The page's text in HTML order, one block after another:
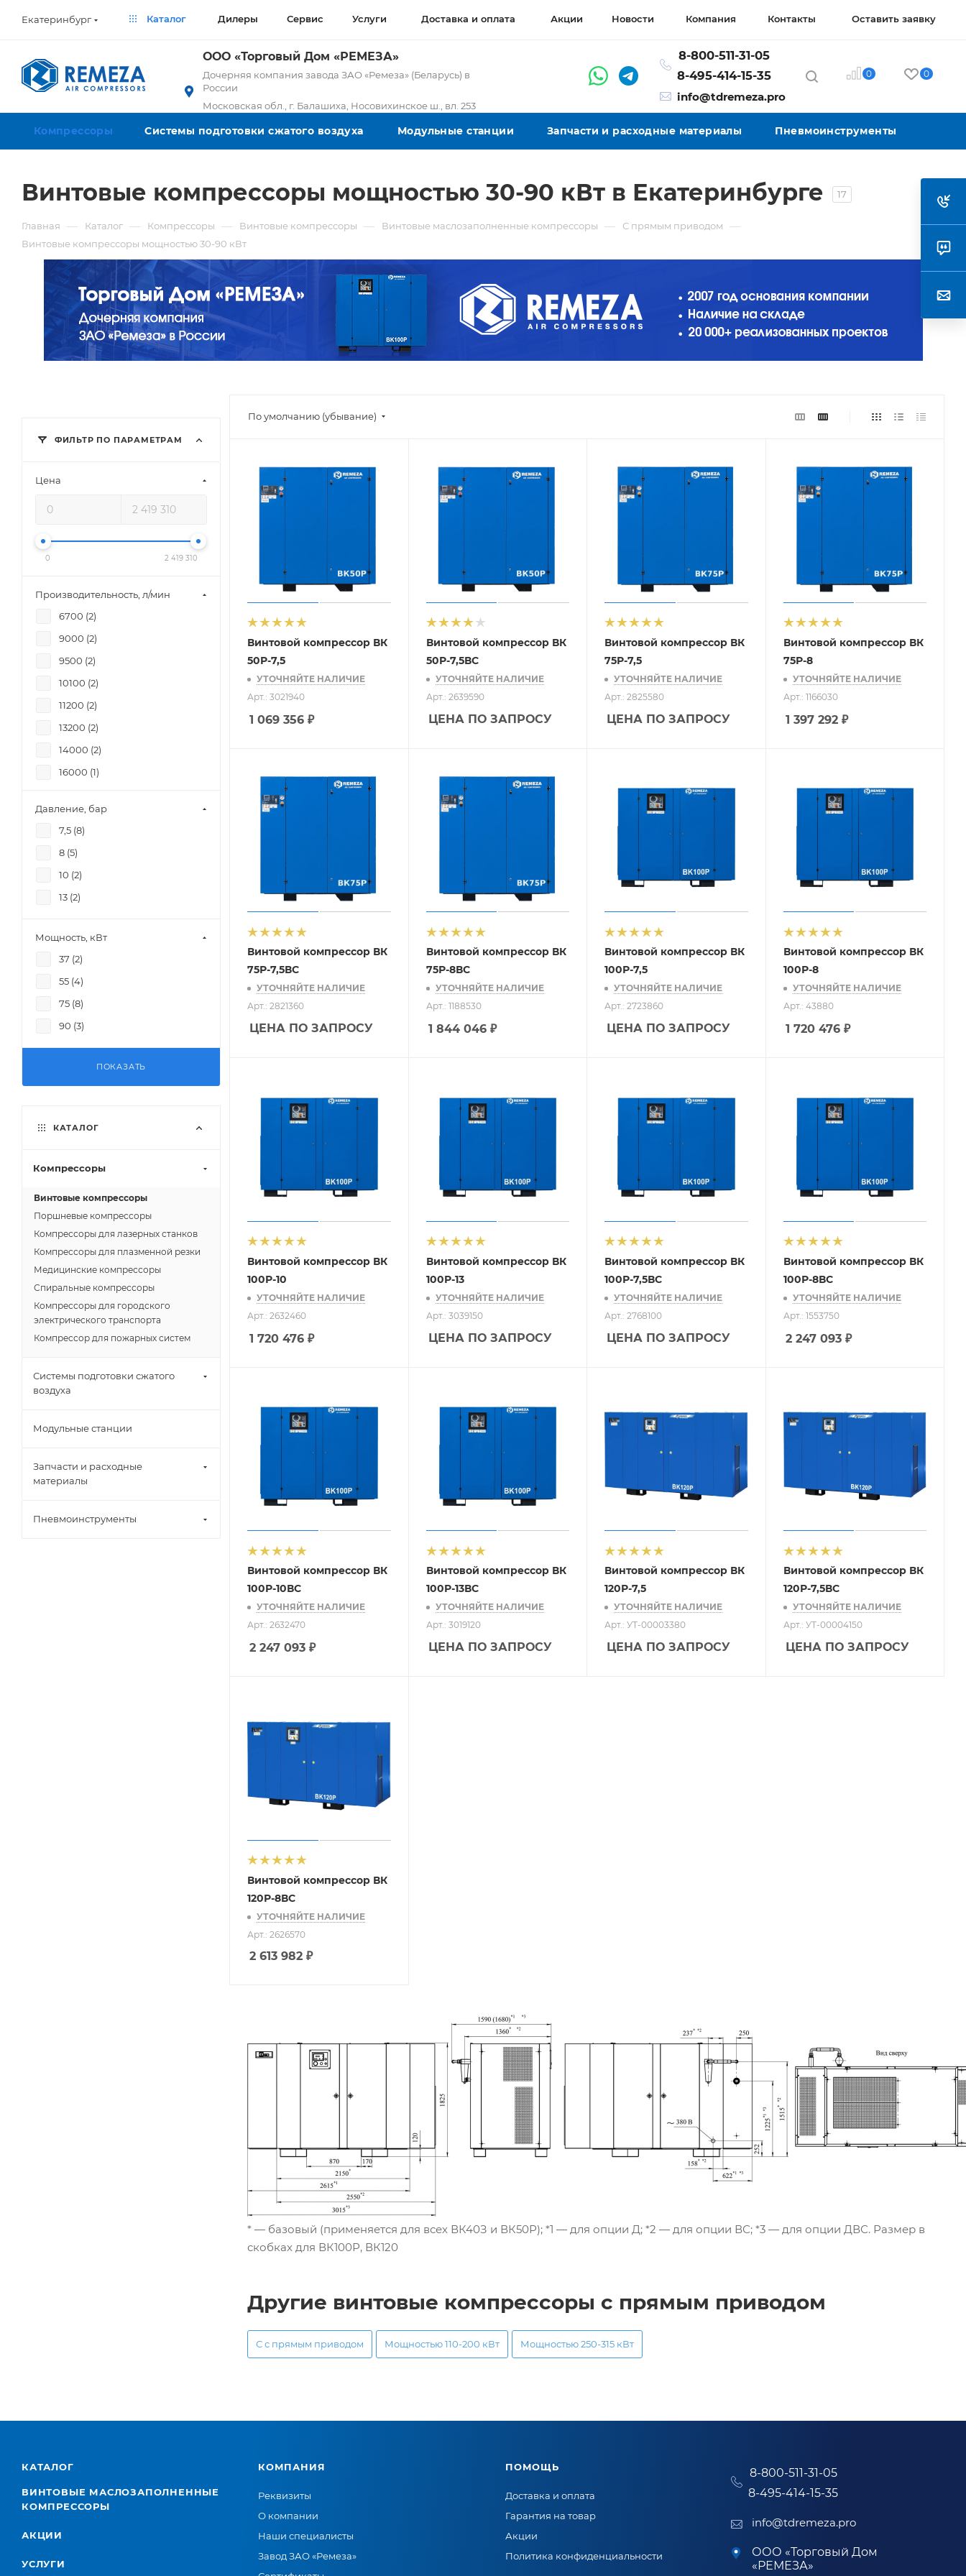
Екатеринбург Каталог Дилеры Сервис Услуги Доставка и оплата Акции Новости Компания Контакты Оставить заявку
ООО «Торговый Дом «РЕМЕЗА»
Дочерняя компания завода ЗАО «Ремеза» (Беларусь) в
России
Московская обл., г. Балашиха, Носовихинское ш., вл. 253
8-800-511-31-05
8-495-414-15-35
info@tdremeza.pro
0 0
Компрессоры Системы подготовки сжатого воздуха Модульные станции Запчасти и расходные материалы Пневмоинструменты
Винтовые компрессоры мощностью 30-90 кВт в Екатеринбурге 17
Главная — Каталог — Компрессоры — Винтовые компрессоры — Винтовые маслозаполненные компрессоры — С прямым приводом —
Винтовые компрессоры мощностью 30-90 кВт
По умолчанию (убывание)
Винтовой компрессор ВК
50Р-7,5
УТОЧНЯЙТЕ НАЛИЧИЕ
Арт.: 3021940
1 069 356 ₽
Винтовой компрессор ВК
50Р-7,5ВС
УТОЧНЯЙТЕ НАЛИЧИЕ
Арт.: 2639590
ЦЕНА ПО ЗАПРОСУ
Винтовой компрессор ВК
75Р-7,5
УТОЧНЯЙТЕ НАЛИЧИЕ
Арт.: 2825580
ЦЕНА ПО ЗАПРОСУ
Винтовой компрессор ВК
75Р-8
УТОЧНЯЙТЕ НАЛИЧИЕ
Арт.: 1166030
1 397 292₽
Винтовой компрессор ВК
75Р-7,5ВС
УТОЧНЯЙТЕ НАЛИЧИЕ
Арт.: 2821360
ЦЕНА ПО ЗАПРОСУ
Винтовой компрессор ВК
75Р-8ВС
УТОЧНЯЙТЕ НАЛИЧИЕ
Арт.: 1188530
1 844 046₽
Винтовой компрессор ВК
100Р-7,5
УТОЧНЯЙТЕ НАЛИЧИЕ
Арт.: 2723860
ЦЕНА ПО ЗАПРОСУ
Винтовой компрессор ВК
100Р-8
УТОЧНЯЙТЕ НАЛИЧИЕ
Арт.: 43880
1 720 476₽
Винтовой компрессор ВК
100Р-10
УТОЧНЯЙТЕ НАЛИЧИЕ
Арт.: 2632460
1 720 476 ₽
Винтовой компрессор ВК
100Р-13
УТОЧНЯЙТЕ НАЛИЧИЕ
Арт.: 3039150
ЦЕНА ПО ЗАПРОСУ
Винтовой компрессор ВК
100Р-7,5ВС
УТОЧНЯЙТЕ НАЛИЧИЕ
Арт.: 2768100
ЦЕНА ПО ЗАПРОСУ
Винтовой компрессор ВК
100Р-8ВС
УТОЧНЯЙТЕ НАЛИЧИЕ
Арт.: 1553750
2 247 093₽
Винтовой компрессор ВК
100Р-10ВС
УТОЧНЯЙТЕ НАЛИЧИЕ
Арт.: 2632470
2 247 093 ₽
Винтовой компрессор ВК
100Р-13ВС
УТОЧНЯЙТЕ НАЛИЧИЕ
Арт.: 3019120
ЦЕНА ПО ЗАПРОСУ
Винтовой компрессор ВК
120Р-7,5
УТОЧНЯЙТЕ НАЛИЧИЕ
Арт.: УТ-00003380
ЦЕНА ПО ЗАПРОСУ
Винтовой компрессор ВК
120Р-7,5ВС
УТОЧНЯЙТЕ НАЛИЧИЕ
Арт.: УТ-00004150
ЦЕНА ПО ЗАПРОСУ
Винтовой компрессор ВК
120Р-8ВС
УТОЧНЯЙТЕ НАЛИЧИЕ
Арт.: 2626570
2 613 982 ₽
* — базовый (применяется для всех ВК40З и ВК50Р); *1 — для опции Д; *2 — для опции ВС; *3 — для опции ДВС. Размер в
скобках для ВК100Р, ВК120
Другие винтовые компрессоры с прямым приводом
С с прямым приводом Мощностью 110-200 кВт Мощностью 250-315 кВт
ФИЛЬТР ПО ПАРАМЕТРАМ
Цена
0 2 419 310
Производительность, л/мин
6700 (2)
9000 (2)
9500 (2)
10100 (2)
11200 (2)
13200 (2)
14000 (2)
16000 (1)
Давление, бар
7,5 (8)
8 (5)
10 (2)
13 (2)
Мощность, кВт
37 (2)
55 (4)
75 (8)
90 (3)
ПОКАЗАТЬ
КАТАЛОГ
Компрессоры
Винтовые компрессоры
Поршневые компрессоры
Компрессоры для лазерных станков
Компрессоры для плазменной резки
Медицинские компрессоры
Спиральные компрессоры
Компрессоры для городского
электрического транспорта
Компрессор для пожарных систем
Системы подготовки сжатого
воздуха
Модульные станции
Запчасти и расходные
материалы
Пневмоинструменты
КАТАЛОГ
ВИНТОВЫЕ МАСЛОЗАПОЛНЕННЫЕ
КОМПРЕССОРЫ
АКЦИИ
УСЛУГИ
КОМПАНИЯ
Реквизиты
О компании
Наши специалисты
Завод ЗАО «Ремеза»
ПОМОЩЬ
Доставка и оплата
Гарантия на товар
Акции
Политика конфиденциальности
8-800-511-31-05
8-495-414-15-35
info@tdremeza.pro
ООО «Торговый Дом
«РЕМЕЗА»